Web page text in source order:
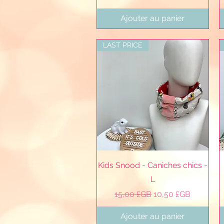
Ajouter au panier
Aperçu rapide
LAST PRICE
Kids Snood - Caniches chics -
L
Prix original
15,00 £GBPrix promotionnel
10,50 £GB
Ajouter au panier